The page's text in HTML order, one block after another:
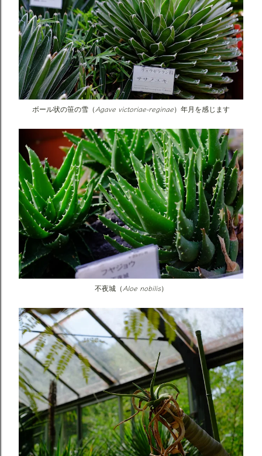
ボール状の笹の雪（ Agave victoriae-reginae）年月を感じます
不夜城（ Aloe nobilis）